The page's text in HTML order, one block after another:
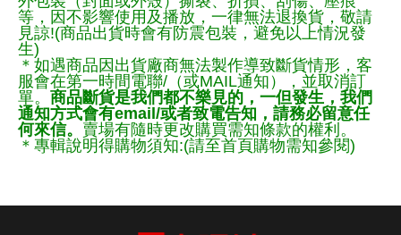
等，因不影響使用及播放，一律無法退換貨，敬請
見諒!(商品出貨時會有防震包裝，避免以上情況發
生)
＊如遇商品因出貨廠商無法製作導致斷貨情形，客
服會在第一時間電聯/（或MAIL通知），並取消訂
單。 商品斷貨是我們都不樂見的，一但發生，我們
通知方式會有email/或者致電告知，請務必留意任
何來信。 賣場有隨時更改購買需知條款的權利。
＊專輯說明得購物須知:(請至首頁購物需知參閱)